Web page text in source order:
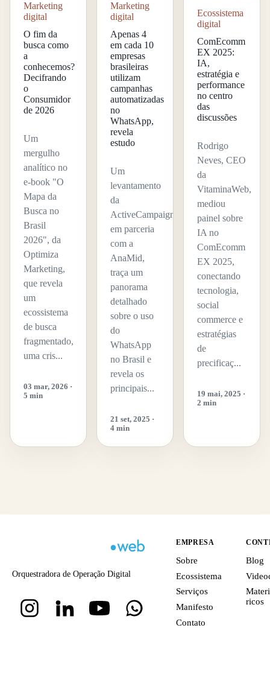
Marketing
digital
O fim da
busca como
a
conhecemos?
Decifrando
o
Consumidor
de 2026
Um
mergulho
analítico no
e-book "O
Mapa da
Busca no
Brasil
2026", da
Optimiza
Marketing,
que revela
um
ecossistema
de busca
fragmentado,
uma cris...
03 mar, 2026 ·
5 min
Marketing
digital
Apenas 4
em cada 10
empresas
brasileiras
utilizam
campanhas
automatizadas
no
WhatsApp,
revela
estudo
Um
levantamento
da
ActiveCampaign,
em parceria
com a
AnaMid,
traça um
panorama
detalhado
sobre o uso
do
WhatsApp
no Brasil e
revela os
principais...
21 set, 2025 ·
4 min
Ecossistema
digital
ComEcomm
EX 2025:
IA,
estratégia e
performance
no centro
das
discussões
Rodrigo
Neves, CEO
da
VitaminaWeb,
mediou
painel sobre
IA no
ComEcomm
EX 2025,
conectando
tecnologia,
social
commerce e
estratégias
de
precificaç...
19 mai, 2025 ·
2 min
Orquestradora de Operação Digital
EMPRESA
Sobre
Ecossistema
Serviços
Manifesto
Contato
Blog
ricos